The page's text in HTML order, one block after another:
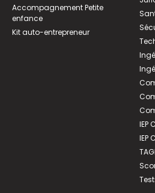
Accompagnement Petite
enfance
Kit auto-entrepreneur
IEP
IEP